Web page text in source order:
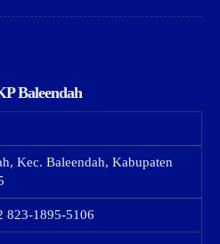
Baleendah
Kec. Baleendah, Kabupaten
823-1895-5106